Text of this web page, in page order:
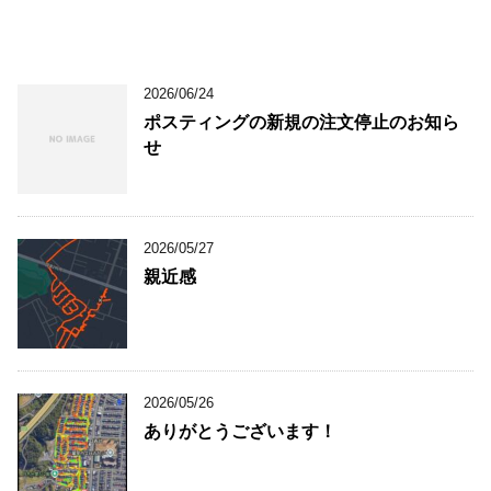
2026/06/24
ポスティングの新規の注文停止のお知ら
せ
2026/05/27
親近感
2026/05/26
ありがとうございます！